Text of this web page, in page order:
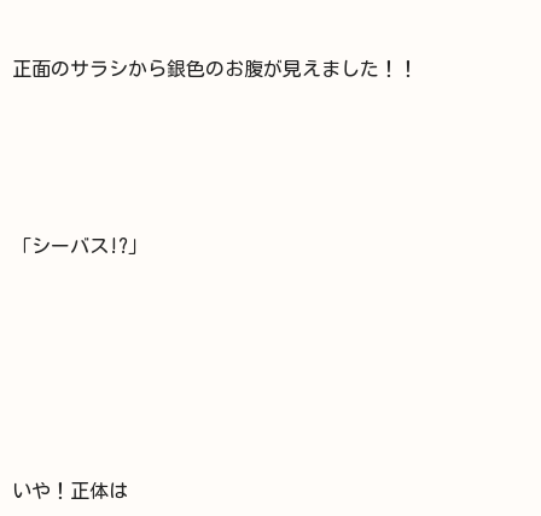
正面のサラシから銀色のお腹が見えました！！
「シーバス!?」
いや！正体は